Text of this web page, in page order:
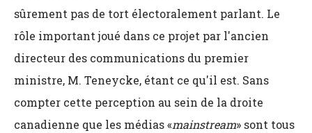
sûrement pas de tort électoralement parlant. Le
rôle important joué dans ce projet par l'ancien
directeur des communications du premier
ministre, M. Teneycke, étant ce qu'il est. Sans
compter cette perception au sein de la droite
canadienne que les médias «mainstream» sont tous